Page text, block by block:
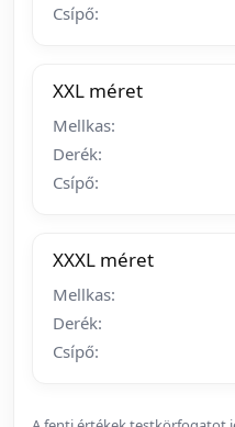
Csípő:
XXL méret
Mellkas:
Derék:
Csípő:
XXXL méret
Mellkas:
Derék:
Csípő: